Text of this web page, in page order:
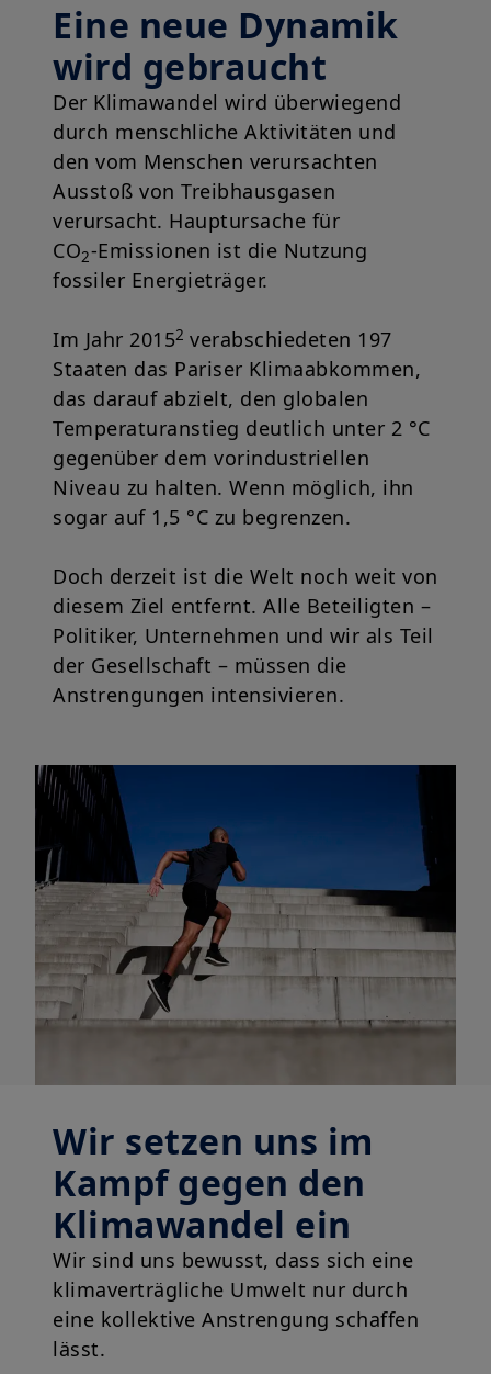
Eine neue Dynamik
wird gebraucht
Der Klimawandel wird überwiegend
durch menschliche Aktivitäten und
den vom Menschen verursachten
Ausstoß von Treibhausgasen
verursacht. Hauptursache für
CO2‑Emissionen ist die Nutzung
fossiler Energieträger.
Im Jahr 20152 verabschiedeten 197
Staaten das Pariser Klimaabkommen,
das darauf abzielt, den globalen
Temperaturanstieg deutlich unter 2 °C
gegenüber dem vorindustriellen
Niveau zu halten. Wenn möglich, ihn
sogar auf 1,5 °C zu begrenzen.
Doch derzeit ist die Welt noch weit von
diesem Ziel entfernt. Alle Beteiligten –
Politiker, Unternehmen und wir als Teil
der Gesellschaft – müssen die
Anstrengungen intensivieren.
Wir setzen uns im
Kampf gegen den
Klimawandel ein
Wir sind uns bewusst, dass sich eine
klimaverträgliche Umwelt nur durch
eine kollektive Anstrengung schaffen
lässt.